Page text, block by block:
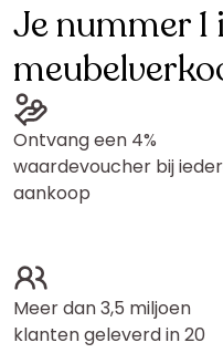
Je nummer
Ontvang een 4%
waardevoucher bij
aankoop
Meer dan 3,5 miljoen
klanten geleverd in 20